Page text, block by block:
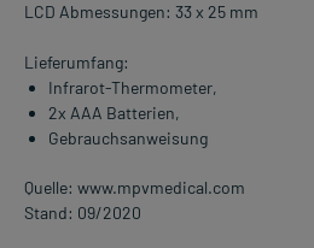
LCD Abmessungen: 33 x 25 mm
Lieferumfang:
Infrarot-Thermometer,
2x AAA Batterien,
Gebrauchsanweisung
Quelle: www.mpvmedical.com
Stand: 09/2020